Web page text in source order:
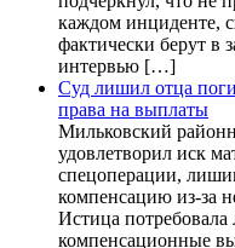
каждом инциденте,
фактически берут в
интервью […]
Суд лишил отца
права на выплаты
Мильковский
удовлетворил иск
спецоперации,
компенсацию из-за
Истица
компенсационные